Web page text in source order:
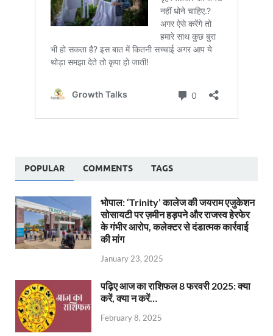
POPULAR COMMENTS TAGS
भोपाल: ‘Trinity’ कालेज की जयराम एजुकेशन
सोसायटी पर ज़मीन हड़पने और राजस्व हेरफेर
के गंभीर आरोप, कलेक्टर से दंडात्मक कार्रवाई
की मांग
January 23, 2025
पढ़िए आज का राशिफल 8 फरवरी 2025: क्या
करें, क्या न करें…
February 8, 2025